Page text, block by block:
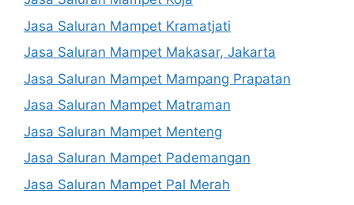
Jasa Saluran Mampet Kramatjati
Jasa Saluran Mampet Makasar, Jakarta
Jasa Saluran Mampet Mampang Prapatan
Jasa Saluran Mampet Matraman
Jasa Saluran Mampet Menteng
Jasa Saluran Mampet Pademangan
Jasa Saluran Mampet Pal Merah